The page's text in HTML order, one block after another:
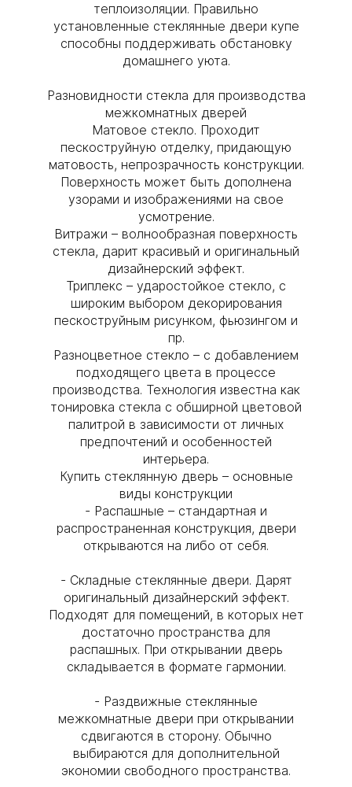
теплоизоляции. Правильно
установленные стеклянные двери купе
способны поддерживать обстановку
домашнего уюта.
Разновидности стекла для производства
межкомнатных дверей
Матовое стекло. Проходит
пескоструйную отделку, придающую
матовость, непрозрачность конструкции.
Поверхность может быть дополнена
узорами и изображениями на свое
усмотрение.
Витражи – волнообразная поверхность
стекла, дарит красивый и оригинальный
дизайнерский эффект.
Триплекс – ударостойкое стекло, с
широким выбором декорирования
пескоструйным рисунком, фьюзингом и
пр.
Разноцветное стекло – с добавлением
подходящего цвета в процессе
производства. Технология известна как
тонировка стекла с обширной цветовой
палитрой в зависимости от личных
предпочтений и особенностей
интерьера.
Купить стеклянную дверь – основные
виды конструкции
- Распашные – стандартная и
распространенная конструкция, двери
открываются на либо от себя.
- Складные стеклянные двери. Дарят
оригинальный дизайнерский эффект.
Подходят для помещений, в которых нет
достаточно пространства для
распашных. При открывании дверь
складывается в формате гармонии.
- Раздвижные стеклянные
межкомнатные двери при открывании
сдвигаются в сторону. Обычно
выбираются для дополнительной
экономии свободного пространства.